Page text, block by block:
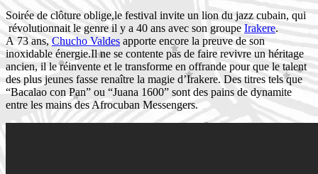
Soirée de clôture oblige,le festival invite un lion du jazz cubain, qui
révolutionnait le genre il y a 40 ans avec son groupe Irakere.
A 73 ans, Chucho Valdes apporte encore la preuve de son
inoxidable énergie.Il ne se contente pas de faire revivre un héritage
ancien, il le réinvente et le transforme en offrande pour que le talent
des plus jeunes fasse renaître la magie d’Irakere. Des titres tels que
“Bacalao con Pan” ou “Juana 1600” sont des pains de dynamite
entre les mains des Afrocuban Messengers.